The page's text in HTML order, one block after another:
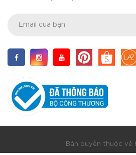
Bản quyền thuộc về